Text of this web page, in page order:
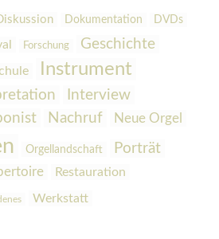
Dokumentation DVDs
Forschung Geschichte
Instrument
Interview
Nachruf Neue Orgel
Orgellandschaft Porträt
Restauration
Werkstatt